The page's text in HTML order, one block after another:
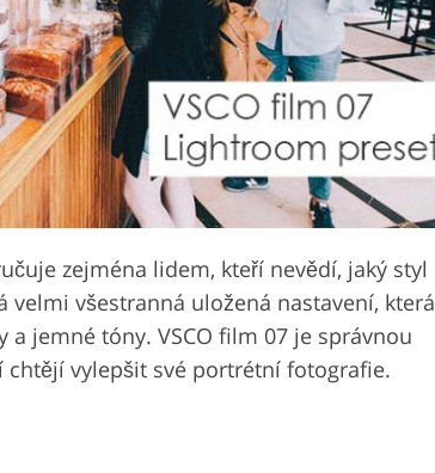
zejména lidem, kteří nevědí, jaký styl
všestranná uložená nastavení, která
jemné tóny. VSCO film 07 je správnou
vylepšit své portrétní fotografie.